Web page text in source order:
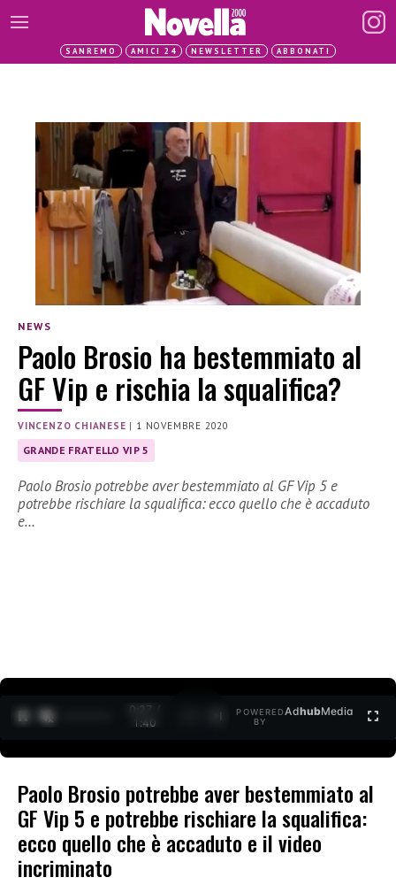
SANREMO AMICI 24 NEWSLETTER ABBONATI
NEWS
Paolo Brosio ha bestemmiato al
GF Vip e rischia la squalifica?
VINCENZO CHIANESE | 1 NOVEMBRE 2020
GRANDE FRATELLO VIP 5
Paolo Brosio potrebbe aver bestemmiato al GF Vip 5 e
potrebbe rischiare la squalifica: ecco quello che è accaduto
e…
0:27 /
1:40
POWERED
BY
AdhubMedia
Paolo Brosio potrebbe aver bestemmiato al
GF Vip 5 e potrebbe rischiare la squalifica:
ecco quello che è accaduto e il video
incriminato